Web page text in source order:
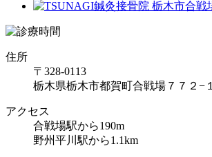
住所
〒328-0113
栃木県栃木市都賀町合戦場７７２−１
アクセス
合戦場駅から190m
野州平川駅から1.1km